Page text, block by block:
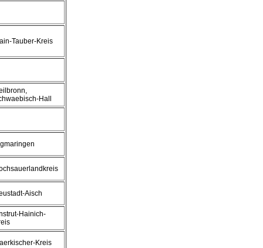
Tauber-Kreis
Hall
Aisch
Hainich-
Kreis